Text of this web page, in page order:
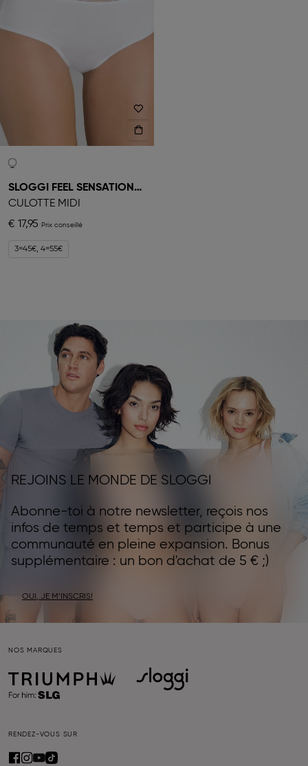
SLOGGI FEEL SENSATIONAL
CULOTTE MIDI
€ 17,95
3=45€, 4=55€
REJOINS LE MONDE DE SLOGGI
Abonne-toi à notre newsletter, reçois nos
infos de temps et temps et participe à une
communauté en pleine expansion. Bonus
supplémentaire : un bon d'achat de 5 € ;)
OUI, JE M’INSCRIS!
NOS MARQUES
RENDEZ-VOUS SUR